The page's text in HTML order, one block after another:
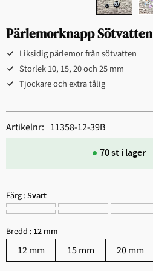
Pärlemorknapp Sötvatten
Liksidig pärlemor från sötvatten
Storlek 10, 15, 20 och 25 mm
Tjockare och extra tålig
Färg :Svart
Bredd : 12 mm
12 mm 15 mm 20 mm
70 st i lager
Artikelnr 11358-12-39B